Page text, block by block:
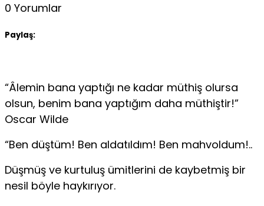
0 Yorumlar
Paylaş:
“Âlemin bana yaptığı ne kadar müthiş olursa
olsun, benim bana yaptığım daha müthiştir!”
Oscar Wilde
“Ben düştüm! Ben aldatıldım! Ben mahvoldum!..
Düşmüş ve kurtuluş ümitlerini de kaybetmiş bir
nesil böyle haykırıyor.